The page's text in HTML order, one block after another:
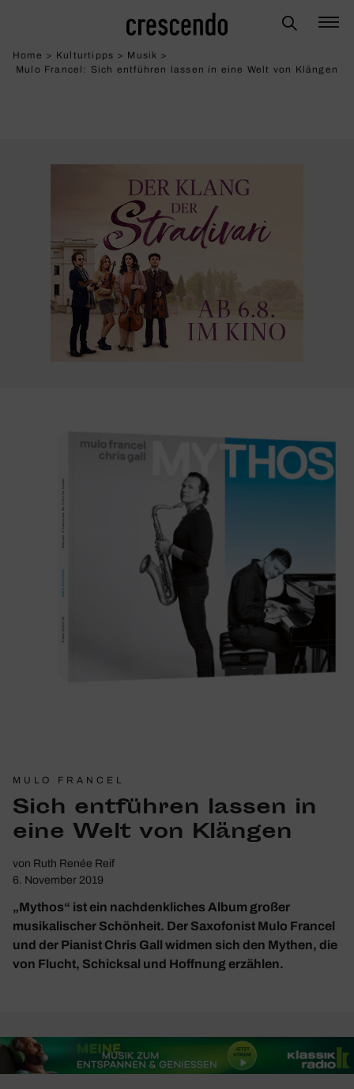
Home > Kulturtipps > Musik >
Mulo Francel: Sich entführen lassen in eine Welt von Klängen
MULO FRANCEL
Sich entführen lassen in
eine Welt von Klängen
von Ruth Renée Reif
6. November 2019
„Mythos“ ist ein nachdenkliches Album großer
musikalischer Schönheit. Der Saxofonist Mulo Francel
und der Pianist Chris Gall widmen sich den Mythen, die
von Flucht, Schicksal und Hoffnung erzählen.